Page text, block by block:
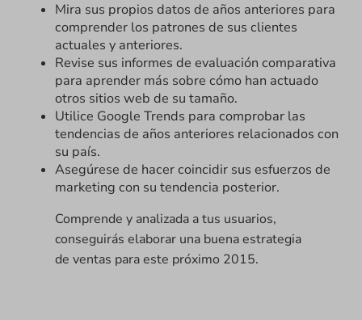
Mira sus propios datos de años anteriores para
comprender los patrones de sus clientes
actuales y anteriores.
Revise sus informes de evaluación comparativa
para aprender más sobre cómo han actuado
otros sitios web de su tamaño.
Utilice Google Trends para comprobar las
tendencias de años anteriores relacionados con
su país.
Asegúrese de hacer coincidir sus esfuerzos de
marketing con su tendencia posterior.
Comprende y analizada a tus usuarios,
conseguirás elaborar una buena estrategia
de ventas para este próximo 2015.